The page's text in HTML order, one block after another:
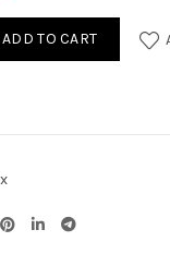
schwarz M
ADD TO CART